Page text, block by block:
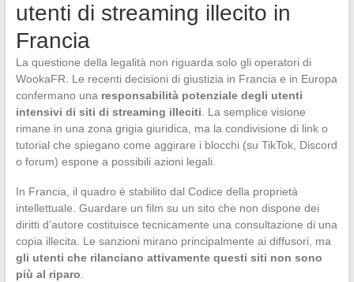
utenti di streaming illecito in
Francia
La questione della legalità non riguarda solo gli operatori di
WookaFR. Le recenti decisioni di giustizia in Francia e in Europa
confermano una responsabilità potenziale degli utenti
intensivi di siti di streaming illeciti. La semplice visione
rimane in una zona grigia giuridica, ma la condivisione di link o
tutorial che spiegano come aggirare i blocchi (su TikTok, Discord
o forum) espone a possibili azioni legali.
In Francia, il quadro è stabilito dal Codice della proprietà
intellettuale. Guardare un film su un sito che non dispone dei
diritti d’autore costituisce tecnicamente una consultazione di una
copia illecita. Le sanzioni mirano principalmente ai diffusori, ma
gli utenti che rilanciano attivamente questi siti non sono
più al riparo.